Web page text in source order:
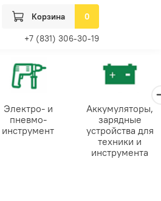
Корзина 0
+7 (831) 306-30-19
Электро- и
пневмо-
инструмент
Аккумуляторы,
зарядные
устройства для
техники и
инструмента